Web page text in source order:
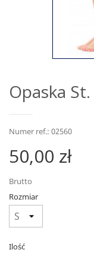
Opaska
Numer ref.: 02560
50,00 zł
Brutto
Rozmiar
Ilość